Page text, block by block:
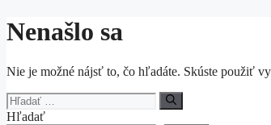
Nenašlo sa
Nie je možné nájsť to, čo hľadáte. Skúste použiť
Hľadať:
Hľadať